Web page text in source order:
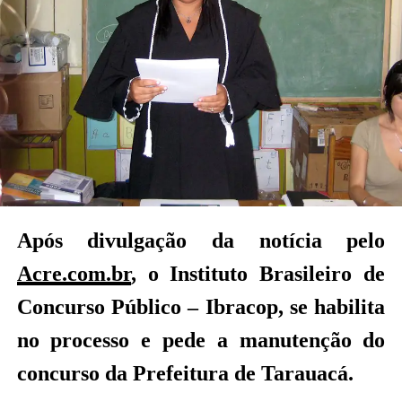
Após divulgação da notícia pelo
Acre.com.br, o Instituto Brasileiro de
Concurso Público – Ibracop, se habilita
no processo e pede a manutenção do
concurso da Prefeitura de Tarauacá.